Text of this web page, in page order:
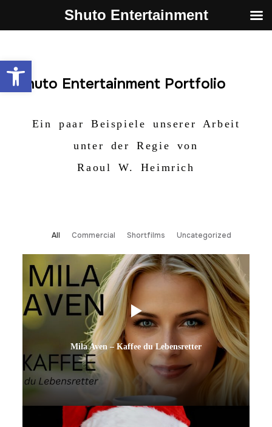
Werkzeugleiste öffnen
Shuto Entertainment Portfolio
Ein paar Beispiele unserer Arbeit
unter der Regie von
Raoul W. Heimrich
All Commercial Shortfilms Uncategorized
Mila Aven – Kaffee du Lebensretter
Shuto Entertainment